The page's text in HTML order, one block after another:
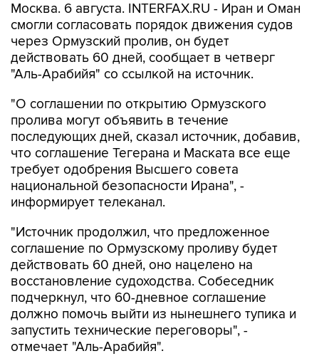
Москва. 6 августа. INTERFAX.RU - Иран и Оман
смогли согласовать порядок движения судов
через Ормузский пролив, он будет
действовать 60 дней, сообщает в четверг
"Аль-Арабийя" со ссылкой на источник.
"О соглашении по открытию Ормузского
пролива могут объявить в течение
последующих дней, сказал источник, добавив,
что соглашение Тегерана и Маската все еще
требует одобрения Высшего совета
национальной безопасности Ирана", -
информирует телеканал.
"Источник продолжил, что предложенное
соглашение по Ормузскому проливу будет
действовать 60 дней, оно нацелено на
восстановление судоходства. Собеседник
подчеркнул, что 60-дневное соглашение
должно помочь выйти из нынешнего тупика и
запустить технические переговоры", -
отмечает "Аль-Арабийя".